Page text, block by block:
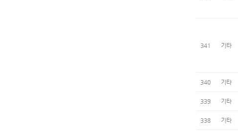
341 기타
340 기타
339 기타
338 기타